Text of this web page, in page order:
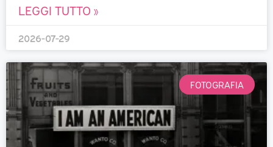
LEGGI TUTTO »
2026-07-29
FOTOGRAFIA